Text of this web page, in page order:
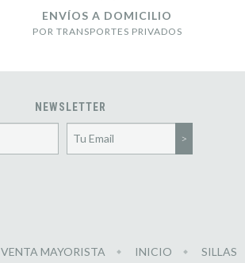
ENVÍOS A DOMICILIO
POR TRANSPORTES PRIVADOS
NEWSLETTER
VENTA MAYORISTA INICIO SILLAS